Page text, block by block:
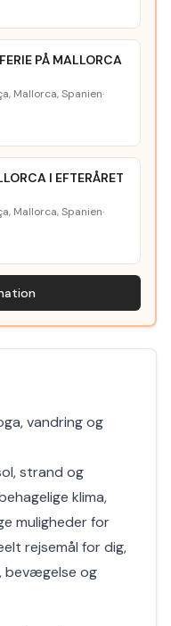
PÅ MALLORCA
Mallorca, Spanien·
I EFTERÅRET
Mallorca, Spanien·
vandring og
strand og
klima,
muligheder for
rejsemål for dig,
bevægelse og